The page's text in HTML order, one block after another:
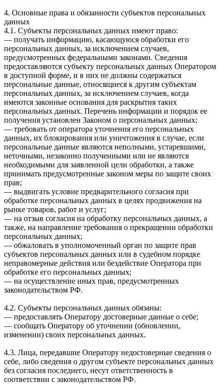
4. Основные права и обязанности субъектов персональных
данных
4.1. Субъекты персональных данных имеют право:
— получать информацию, касающуюся обработки его
персональных данных, за исключением случаев,
предусмотренных федеральными законами. Сведения
предоставляются субъекту персональных данных Оператором
в доступной форме, и в них не должны содержаться
персональные данные, относящиеся к другим субъектам
персональных данных, за исключением случаев, когда
имеются законные основания для раскрытия таких
персональных данных. Перечень информации и порядок ее
получения установлен Законом о персональных данных;
— требовать от оператора уточнения его персональных
данных, их блокирования или уничтожения в случае, если
персональные данные являются неполными, устаревшими,
неточными, незаконно полученными или не являются
необходимыми для заявленной цели обработки, а также
принимать предусмотренные законом меры по защите своих
прав;
— выдвигать условие предварительного согласия при
обработке персональных данных в целях продвижения на
рынке товаров, работ и услуг;
— на отзыв согласия на обработку персональных данных, а
также, на направление требования о прекращении обработки
персональных данных;
— обжаловать в уполномоченный орган по защите прав
субъектов персональных данных или в судебном порядке
неправомерные действия или бездействие Оператора при
обработке его персональных данных;
— на осуществление иных прав, предусмотренных
законодательством РФ.
4.2. Субъекты персональных данных обязаны:
— предоставлять Оператору достоверные данные о себе;
— сообщать Оператору об уточнении (обновлении,
изменении) своих персональных данных.
4.3. Лица, передавшие Оператору недостоверные сведения о
себе, либо сведения о другом субъекте персональных данных
без согласия последнего, несут ответственность в
соответствии с законодательством РФ.